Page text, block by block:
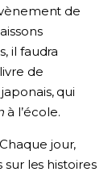
de
il faudra
de
qui
à l’école.
jour,
les histoires